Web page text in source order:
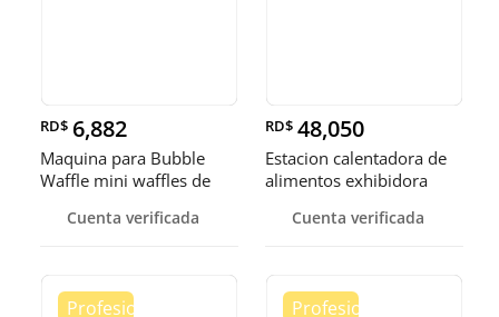
RD$ 6,882
Maquina para Bubble
Waffle mini waffles de
Cuenta verificada
RD$ 48,050
Estacion calentadora de
alimentos exhibidora
Cuenta verificada